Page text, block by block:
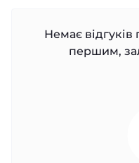
Немає відгуків
першим,